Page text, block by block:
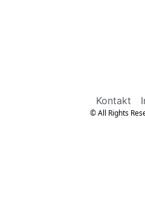
Kontakt
© All Rights